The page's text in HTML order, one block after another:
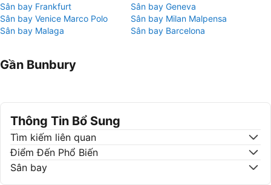
Sân bay Frankfurt
Sân bay Geneva
Sân bay Venice Marco Polo
Sân bay Milan Malpensa
Sân bay Malaga
Sân bay Barcelona
Gần Bunbury
Thông Tin Bổ Sung
Tìm kiếm liên quan
Điểm Đến Phổ Biến
Sân bay